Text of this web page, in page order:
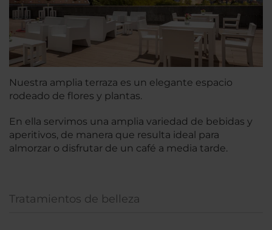
Nuestra amplia terraza es un elegante espacio
rodeado de flores y plantas.
En ella servimos una amplia variedad de bebidas y
aperitivos, de manera que resulta ideal para
almorzar o disfrutar de un café a media tarde.
Tratamientos de belleza